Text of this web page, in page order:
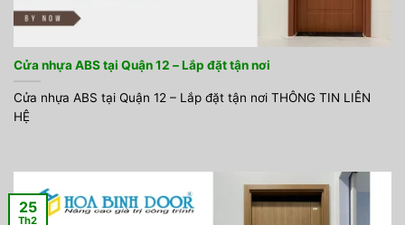
Cửa nhựa ABS tại Quận 12 – Lắp đặt tận nơi
Cửa nhựa ABS tại Quận 12 – Lắp đặt tận nơi THÔNG TIN LIÊN
HỆ
25
Th2